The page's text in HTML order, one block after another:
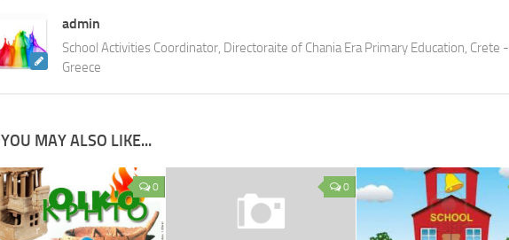
admin
School Activities Coordinator, Directoraite of Chania Era Primary Education, Crete -
Greece
YOU MAY ALSO LIKE...
0 0